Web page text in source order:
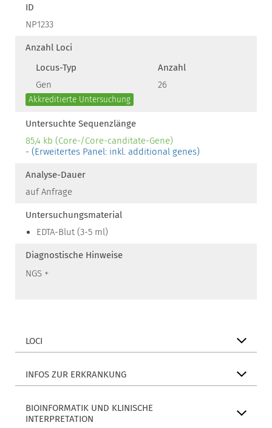
ID
NP1233
Anzahl Loci
Locus-Typ
Anzahl
Gen
26
Akkreditierte Untersuchung
Untersuchte Sequenzlänge
85,4 kb (Core-/Core-canditate-Gene)
- (Erweitertes Panel: inkl. additional genes)
Analyse-Dauer
auf Anfrage
Untersuchungsmaterial
EDTA-Blut (3-5 ml)
Diagnostische Hinweise
NGS +
LOCI
INFOS ZUR ERKRANKUNG
BIOINFORMATIK UND KLINISCHE
INTERPRETATION